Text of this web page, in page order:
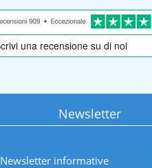
Newsletter
Newsletter informative